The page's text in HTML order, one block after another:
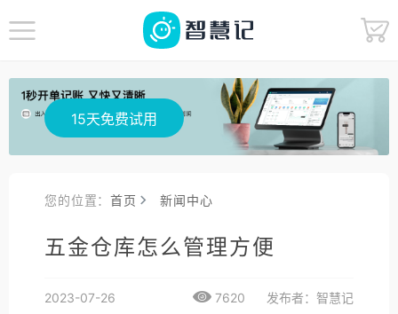
15天免费试用
您的位置：首页 新闻中心
五金仓库怎么管理方便
2023-07-26 7620 发布者：智慧记